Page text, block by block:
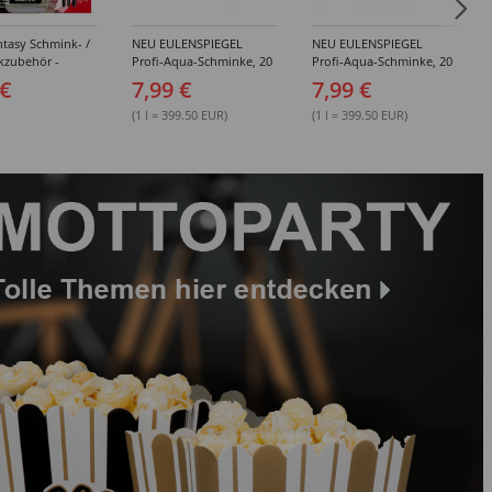
Schmink- /
-
NEU EULENSPIEGEL
Profi-Aqua-Schminke, 20
Grau-Töne -
Verschiedene Farben
7,99 €
(1 l = 399.50 EUR)
NEU EULENSPIEGEL
Profi-Aqua-Schminke, 20
Verschiedene Farben
7,99 €
(1 l = 399.50 EUR)